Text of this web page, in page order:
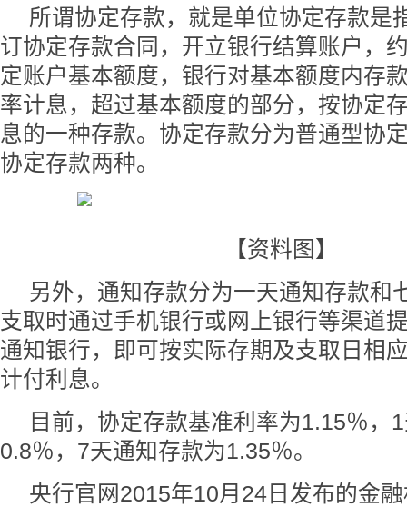
所谓协定存款，就是单位协定存款是
订协定存款合同，开立银行结算账户，
定账户基本额度，银行对基本额度内存
率计息，超过基本额度的部分，按协定
息的一种存款。协定存款分为普通型协
协定存款两种。
【资料图】
另外，通知存款分为一天通知存款和
支取时通过手机银行或网上银行等渠道
通知银行，即可按实际存期及支取日相
计付利息。
目前，协定存款基准利率为1.15％，
0.8％，7天通知存款为1.35％。
央行官网2015年10月24日发布的金